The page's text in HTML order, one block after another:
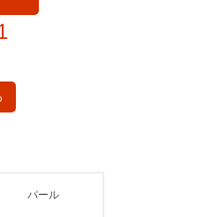
パール